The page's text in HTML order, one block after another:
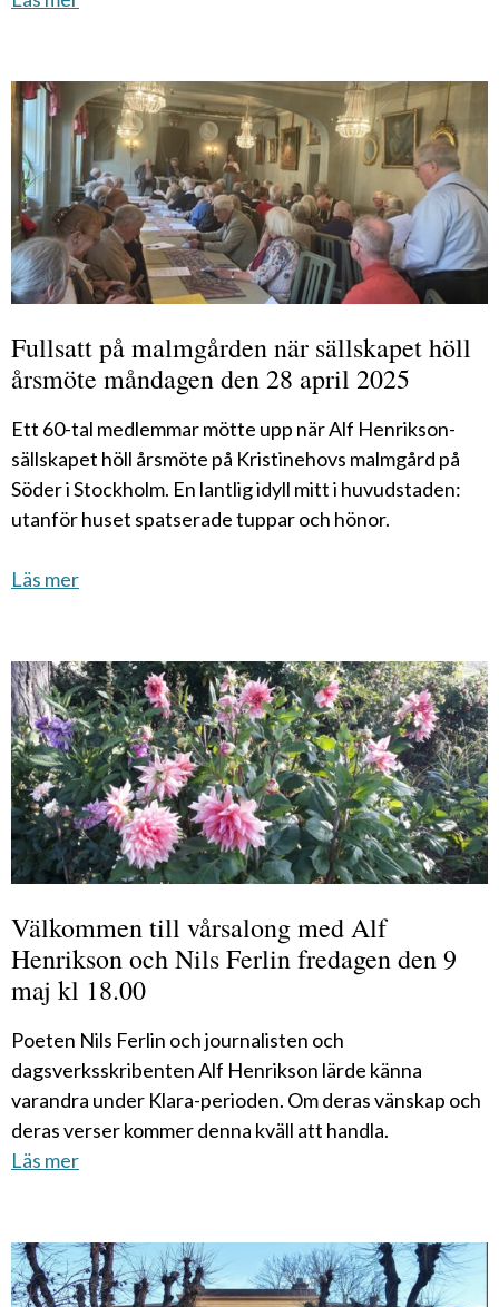
Fullsatt på malmgården när sällskapet höll
årsmöte måndagen den 28 april 2025
Ett 60-tal medlemmar mötte upp när Alf Henrikson-
sällskapet höll årsmöte på Kristinehovs malmgård på
Söder i Stockholm. En lantlig idyll mitt i huvudstaden:
utanför huset spatserade tuppar och hönor.
Läs mer
Välkommen till vårsalong med Alf
Henrikson och Nils Ferlin fredagen den 9
maj kl 18.00
Poeten Nils Ferlin och journalisten och
dagsverksskribenten Alf Henrikson lärde känna
varandra under Klara-perioden. Om deras vänskap och
deras verser kommer denna kväll att handla.
Läs mer